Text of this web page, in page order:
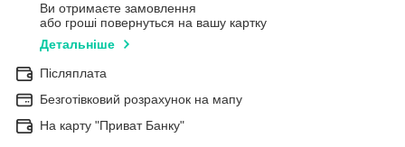
Ви отримаєте замовлення
або гроші повернуться на вашу картку
Детальніше
Післяплата
Безготівковий розрахунок на мапу
На карту "Приват Банку"